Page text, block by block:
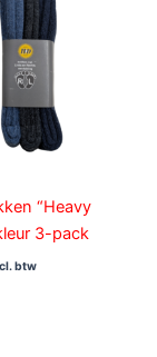
“Heavy
3-pack
btw